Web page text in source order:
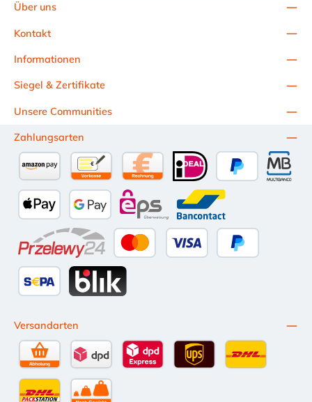
Über uns
Kontakt
Informationen
Unsere Communities
Siegel & Zertifikate
Zahlungsarten
Kauf auf Rechnung (10 Tage Netto)
iDEAL
Apple Pay Google Pay eps Bancontact
Przelewy24
Amazon PayVorkasse per Überweisung
Versandarten